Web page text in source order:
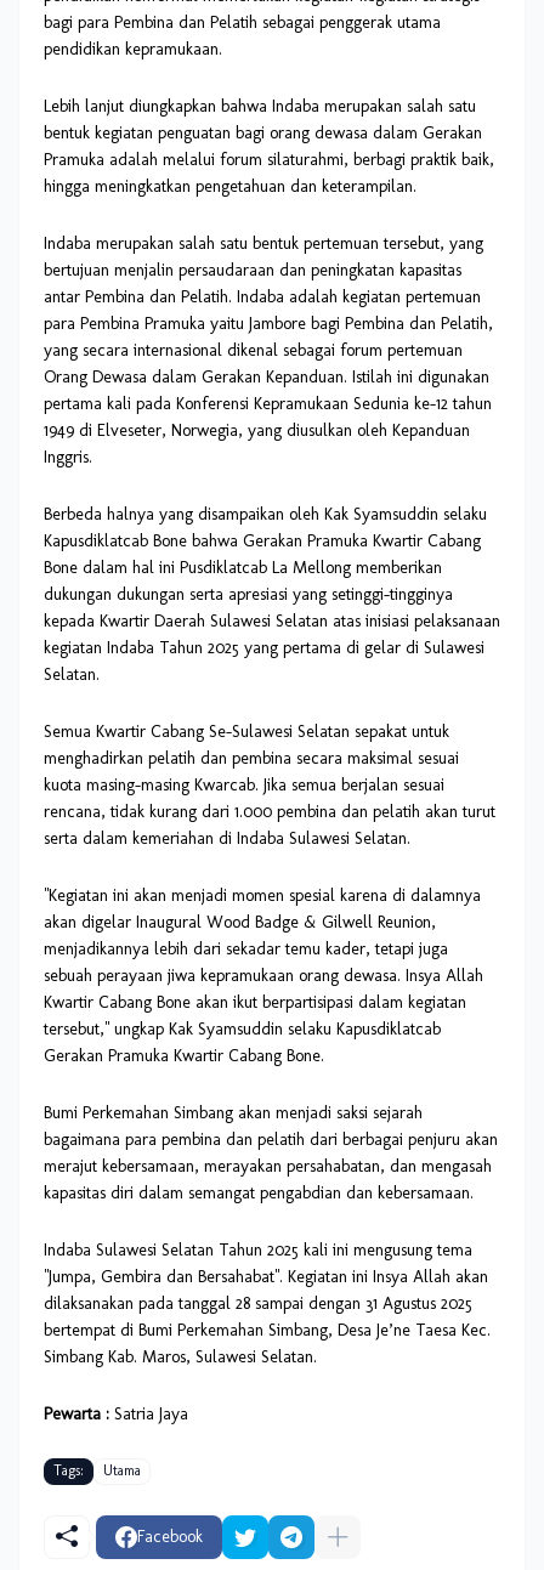
bagi para Pembina dan Pelatih sebagai penggerak utama
pendidikan kepramukaan.
Lebih lanjut diungkapkan bahwa Indaba merupakan salah satu
bentuk kegiatan penguatan bagi orang dewasa dalam Gerakan
Pramuka adalah melalui forum silaturahmi, berbagi praktik baik,
hingga meningkatkan pengetahuan dan keterampilan.
Indaba merupakan salah satu bentuk pertemuan tersebut, yang
bertujuan menjalin persaudaraan dan peningkatan kapasitas
antar Pembina dan Pelatih. Indaba adalah kegiatan pertemuan
para Pembina Pramuka yaitu Jambore bagi Pembina dan Pelatih,
yang secara internasional dikenal sebagai forum pertemuan
Orang Dewasa dalam Gerakan Kepanduan. Istilah ini digunakan
pertama kali pada Konferensi Kepramukaan Sedunia ke-12 tahun
1949 di Elveseter, Norwegia, yang diusulkan oleh Kepanduan
Inggris.
Berbeda halnya yang disampaikan oleh Kak Syamsuddin selaku
Kapusdiklatcab Bone bahwa Gerakan Pramuka Kwartir Cabang
Bone dalam hal ini Pusdiklatcab La Mellong memberikan
dukungan dukungan serta apresiasi yang setinggi-tingginya
kepada Kwartir Daerah Sulawesi Selatan atas inisiasi pelaksanaan
kegiatan Indaba Tahun 2025 yang pertama di gelar di Sulawesi
Selatan.
Semua Kwartir Cabang Se-Sulawesi Selatan sepakat untuk
menghadirkan pelatih dan pembina secara maksimal sesuai
kuota masing-masing Kwarcab. Jika semua berjalan sesuai
rencana, tidak kurang dari 1.000 pembina dan pelatih akan turut
serta dalam kemeriahan di Indaba Sulawesi Selatan.
"Kegiatan ini akan menjadi momen spesial karena di dalamnya
akan digelar Inaugural Wood Badge & Gilwell Reunion,
menjadikannya lebih dari sekadar temu kader, tetapi juga
sebuah perayaan jiwa kepramukaan orang dewasa. Insya Allah
Kwartir Cabang Bone akan ikut berpartisipasi dalam kegiatan
tersebut," ungkap Kak Syamsuddin selaku Kapusdiklatcab
Gerakan Pramuka Kwartir Cabang Bone.
Bumi Perkemahan Simbang akan menjadi saksi sejarah
bagaimana para pembina dan pelatih dari berbagai penjuru akan
merajut kebersamaan, merayakan persahabatan, dan mengasah
kapasitas diri dalam semangat pengabdian dan kebersamaan.
Indaba Sulawesi Selatan Tahun 2025 kali ini mengusung tema
"Jumpa, Gembira dan Bersahabat". Kegiatan ini Insya Allah akan
dilaksanakan pada tanggal 28 sampai dengan 31 Agustus 2025
bertempat di Bumi Perkemahan Simbang, Desa Je’ne Taesa Kec.
Simbang Kab. Maros, Sulawesi Selatan.
Pewarta : Satria Jaya
Tags: Utama
Facebook